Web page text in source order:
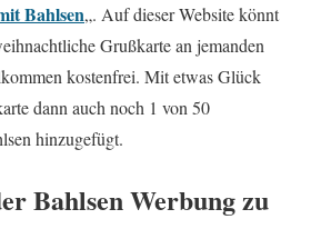
Bahlsen„. Auf dieser Website könnt
Grußkarte an jemanden
kostenfrei. Mit etwas Glück
dann auch noch 1 von 50
hinzugefügt.
Bahlsen Werbung zu